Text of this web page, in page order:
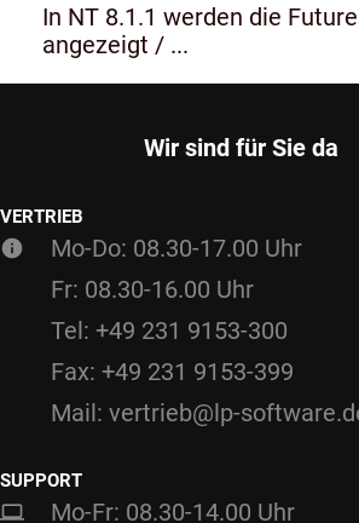
In NT 8.1.1 werden die
angezeigt / ...
Wir sind für Sie da
VERTRIEB
Mo-Do: 08.30-17.00 Uhr
Fr: 08.30-16.00 Uhr
Tel: +49 231 9153-300
Fax: +49 231 9153-399
Mail: vertrieb@lp-
SUPPORT
Mo-Fr: 08.30-14.00 Uhr